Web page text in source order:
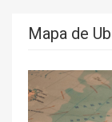
Mapa de